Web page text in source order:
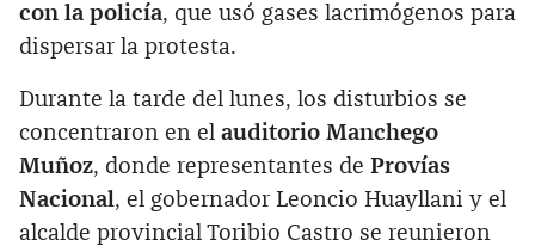
con la policía, que usó gases lacrimógenos para
dispersar la protesta.
Durante la tarde del lunes, los disturbios se
concentraron en el auditorio Manchego
Muñoz, donde representantes de Provías
Nacional , el gobernador Leoncio Huayllani y el
alcalde provincial Toribio Castro se reunieron